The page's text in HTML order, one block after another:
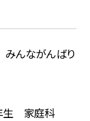
んながんばり
生 家庭科